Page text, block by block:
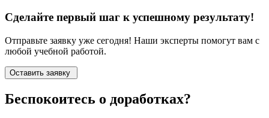
Сделайте первый шаг к успешному результату!
Отправьте заявку уже сегодня! Наши эксперты помогут вам с
любой учебной работой.
Оставить заявку
Беспокоитесь о доработках?